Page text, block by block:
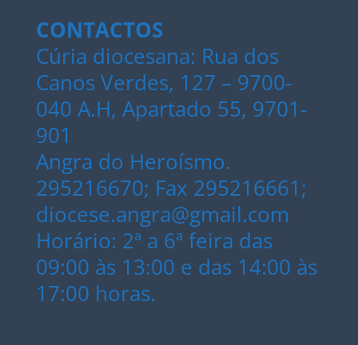
CONTACTOS
Cúria diocesana: Rua dos
Canos Verdes, 127 – 9700-
040 A.H, Apartado 55, 9701-
901
Angra do Heroísmo.
295216670; Fax 295216661;
diocese.angra@gmail.com
Horário: 2ª a 6ª feira das
09:00 às 13:00 e das 14:00 às
17:00 horas.